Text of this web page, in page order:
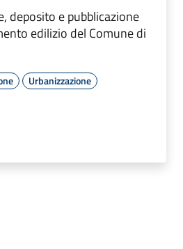
deposito e pubblicazione
edilizio del Comune di
Urbanizzazione